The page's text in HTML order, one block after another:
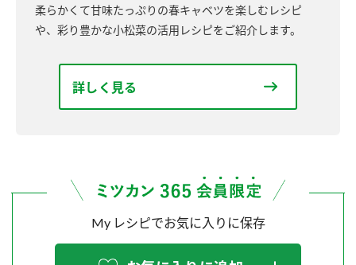
柔らかくて甘味たっぷりの春キャベツを楽しむレシピ
や、彩り豊かな小松菜の活用レシピをご紹介します。
詳しく見る
My レシピでお気に入りに保存